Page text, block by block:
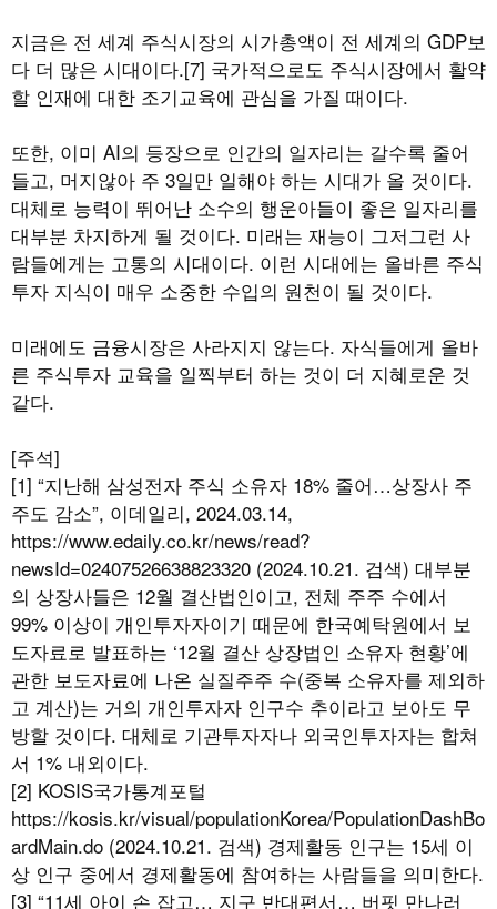
지금은 전 세계 주식시장의 시가총액이 전 세계의 GDP보
다 더 많은 시대이다.[7] 국가적으로도 주식시장에서 활약
할 인재에 대한 조기교육에 관심을 가질 때이다.
또한, 이미 AI의 등장으로 인간의 일자리는 갈수록 줄어
들고, 머지않아 주 3일만 일해야 하는 시대가 올 것이다.
대체로 능력이 뛰어난 소수의 행운아들이 좋은 일자리를
대부분 차지하게 될 것이다. 미래는 재능이 그저그런 사
람들에게는 고통의 시대이다. 이런 시대에는 올바른 주식
투자 지식이 매우 소중한 수입의 원천이 될 것이다.
미래에도 금융시장은 사라지지 않는다. 자식들에게 올바
른 주식투자 교육을 일찍부터 하는 것이 더 지혜로운 것
같다.
[주석]
[1] “지난해 삼성전자 주식 소유자 18% 줄어…상장사 주
주도 감소”, 이데일리, 2024.03.14,
https://www.edaily.co.kr/news/read?
newsId=02407526638823320 (2024.10.21. 검색) 대부분
의 상장사들은 12월 결산법인이고, 전체 주주 수에서
99% 이상이 개인투자자이기 때문에 한국예탁원에서 보
도자료로 발표하는 ‘12월 결산 상장법인 소유자 현황’에
관한 보도자료에 나온 실질주주 수(중복 소유자를 제외하
고 계산)는 거의 개인투자자 인구수 추이라고 보아도 무
방할 것이다. 대체로 기관투자자나 외국인투자자는 합쳐
서 1% 내외이다.
[2] KOSIS국가통계포털
https://kosis.kr/visual/populationKorea/PopulationDashBo
ardMain.do (2024.10.21. 검색) 경제활동 인구는 15세 이
상 인구 중에서 경제활동에 참여하는 사람들을 의미한다.
[3] “11세 아이 손 잡고… 지구 반대편서… 버핏 만나러